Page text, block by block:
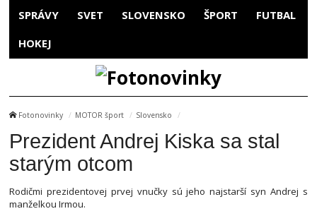
SPRÁVY SVET SLOVENSKO ŠPORT FUTBAL
HOKEJ
Fotonovinky MOTOR šport Slovensko
Prezident Andrej Kiska sa stal
starým otcom
Rodičmi prezidentovej prvej vnučky sú jeho najstarší syn Andrej s
manželkou Irmou.